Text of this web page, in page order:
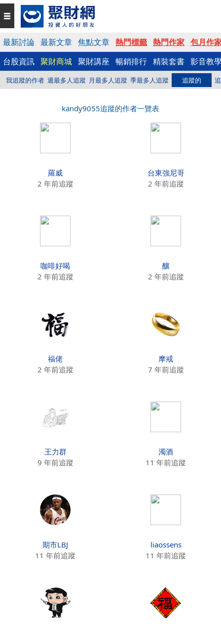
最新討論 最新文章 焦點文章 熱門標籤 熱門作家 包月作
台股資訊 聚財商城 聚財講座 暢銷排行 精裝套書 影音教
我追蹤的作者 週最多人追蹤 月最多人追蹤 季最多人追蹤 追蹤的
kandy9055追蹤的作者一覽表
羅威
2 年前追蹤
台東強尼哥
2 年前追蹤
咖啡好喝
2 年前追蹤
釀
2 年前追蹤
福佬
2 年前追蹤
摩戒
7 年前追蹤
王力群
9 年前追蹤
濁酒
11 年前追蹤
期市LBJ
11 年前追蹤
liaossens
11 年前追蹤